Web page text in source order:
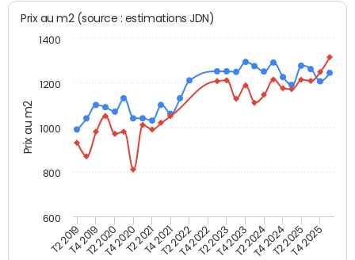
Prix au m2
Prix au m2 (source : estimations JDN)
T2 2019T4 2019T2 2020T4 2020T2 2021T4 2021T2 2022T4 2022T2 2023T4 2023T2 2024T4 2024T2 2025T4 2025
600
800
1000
1200
1400